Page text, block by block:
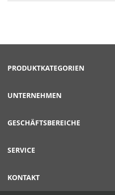
PRODUKTKATEGORIEN
UNTERNEHMEN
GESCHÄFTSBEREICHE
SERVICE
KONTAKT